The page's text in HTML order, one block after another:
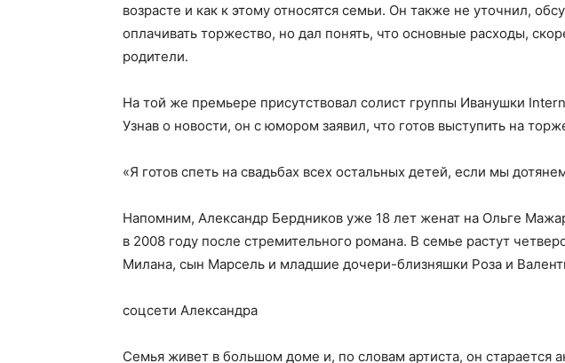
возрасте и как к этому относятся семьи. Он также не уточнил,
оплачивать торжество, но дал понять, что основные расходы,
родители.
На той же премьере присутствовал солист группы Иванушки
Узнав о новости, он с юмором заявил, что готов выступить на
«Я готов спеть на свадьбах всех остальных детей, если мы
Напомним, Александр Бердников уже 18 лет женат на Ольге
в 2008 году после стремительного романа. В семье растут
Милана, сын Марсель и младшие дочери-близняшки Роза и
соцсети Александра
Семья живет в большом доме и, по словам артиста, он старается